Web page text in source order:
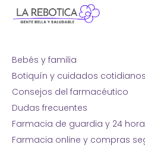
Bebés y familia
Botiquín y cuidados cotidianos
Consejos del farmacéutico
Dudas frecuentes
Farmacia de guardia y 24
Farmacia online y compras